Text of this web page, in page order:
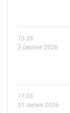
15.39
3 серпня 2026
17.03
31 липня 2026